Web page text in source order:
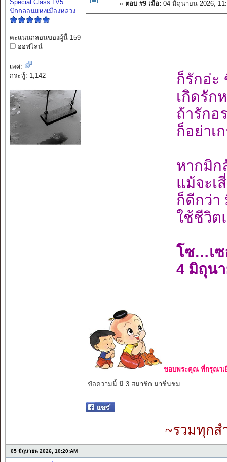
Special Class LV5
นักกลอนแห่งเมืองหลวง
คะแนนกลอนของผู้นี้ 159
ออฟไลน์
เพศ:
กระทู้: 1,142
« ตอบ #9 เมื่อ: 04 มิถุนายน 2026,
ก็รักอ่ะ
เกิดรัก
ถ้ารักอ
ก็อย่าเ
หากมิก
แม้จะเ
ก็ดีกว่า
ใช้ชีวิต
โซ…เซ
4 มิถุน
ขอบพระคุณ ที่กรุณาเ
ข้อความนี้ มี 3 สมาชิก มาชื่นชม
~รวมทุกส
05 มิถุนายน 2026, 10:20:AM